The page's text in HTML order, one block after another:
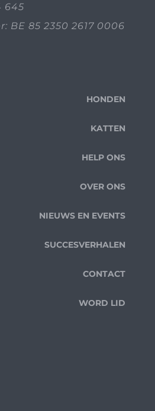
645
BE 85 2350 2617 0006
HONDEN
KATTEN
HELP ONS
OVER ONS
NIEUWS EN EVENTS
SUCCESVERHALEN
CONTACT
WORD LID